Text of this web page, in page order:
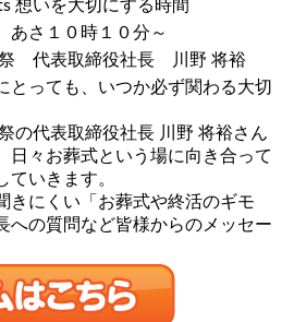
想いを大切にする時間
さ１０時１０分～
祭 代表取締役社長 川野 将裕
とっても、いつか必ず関わる大切
の代表取締役社長 川野 将裕さん
日々お葬式という場に向き合って
ていきます。
きにくい「お葬式や終活のギモ
への質問など皆様からのメッセー